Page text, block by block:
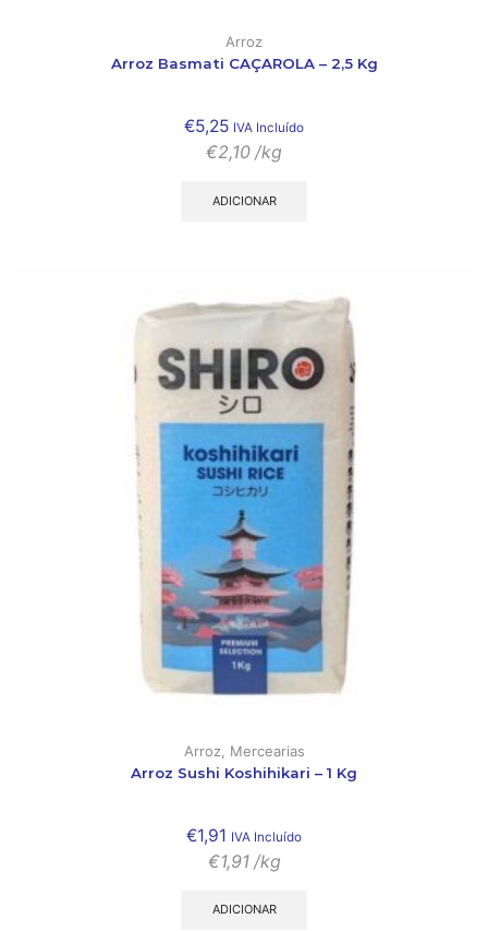
Arroz
Arroz Basmati CAÇAROLA – 2,5 Kg
€5,25 IVA Incluído
€2,10 /kg
ADICIONAR
Arroz, Mercearias
Arroz Sushi Koshihikari – 1 Kg
€1,91 IVA Incluído
€1,91 /kg
ADICIONAR